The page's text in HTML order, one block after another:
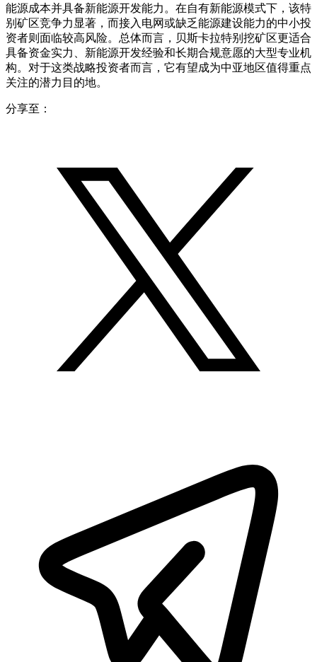
能源成本并具备新能源开发能力。在自有新能源模式下，该特
别矿区竞争力显著，而接入电网或缺乏能源建设能力的中小投
资者则面临较高风险。总体而言，贝斯卡拉特别挖矿区更适合
具备资金实力、新能源开发经验和长期合规意愿的大型专业机
构。对于这类战略投资者而言，它有望成为中亚地区值得重点
关注的潜力目的地。
分享至：